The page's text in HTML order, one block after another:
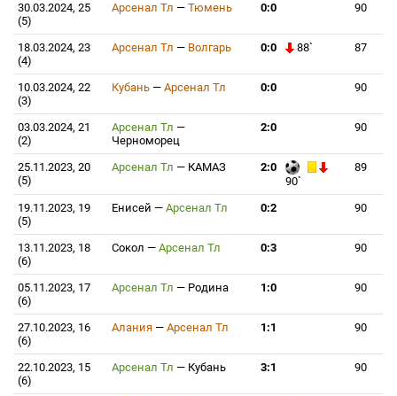
30.03.2024, 25
(5)
Арсенал Тл — Тюмень 0:0 90
18.03.2024, 23
(4)
Арсенал Тл — Волгарь 0:0 88` 87
10.03.2024, 22
(3)
Кубань — Арсенал Тл 0:0 90
03.03.2024, 21
(2)
Арсенал Тл —
Черноморец
2:0 90
25.11.2023, 20
(5)
Арсенал Тл — КАМАЗ
2:0
90`
89
19.11.2023, 19
(5)
Енисей — Арсенал Тл 0:2 90
13.11.2023, 18
(6)
Сокол — Арсенал Тл 0:3 90
05.11.2023, 17
(6)
Арсенал Тл — Родина 1:0 90
27.10.2023, 16
(6)
Алания — Арсенал Тл 1:1 90
22.10.2023, 15
(6)
Арсенал Тл — Кубань 3:1 90